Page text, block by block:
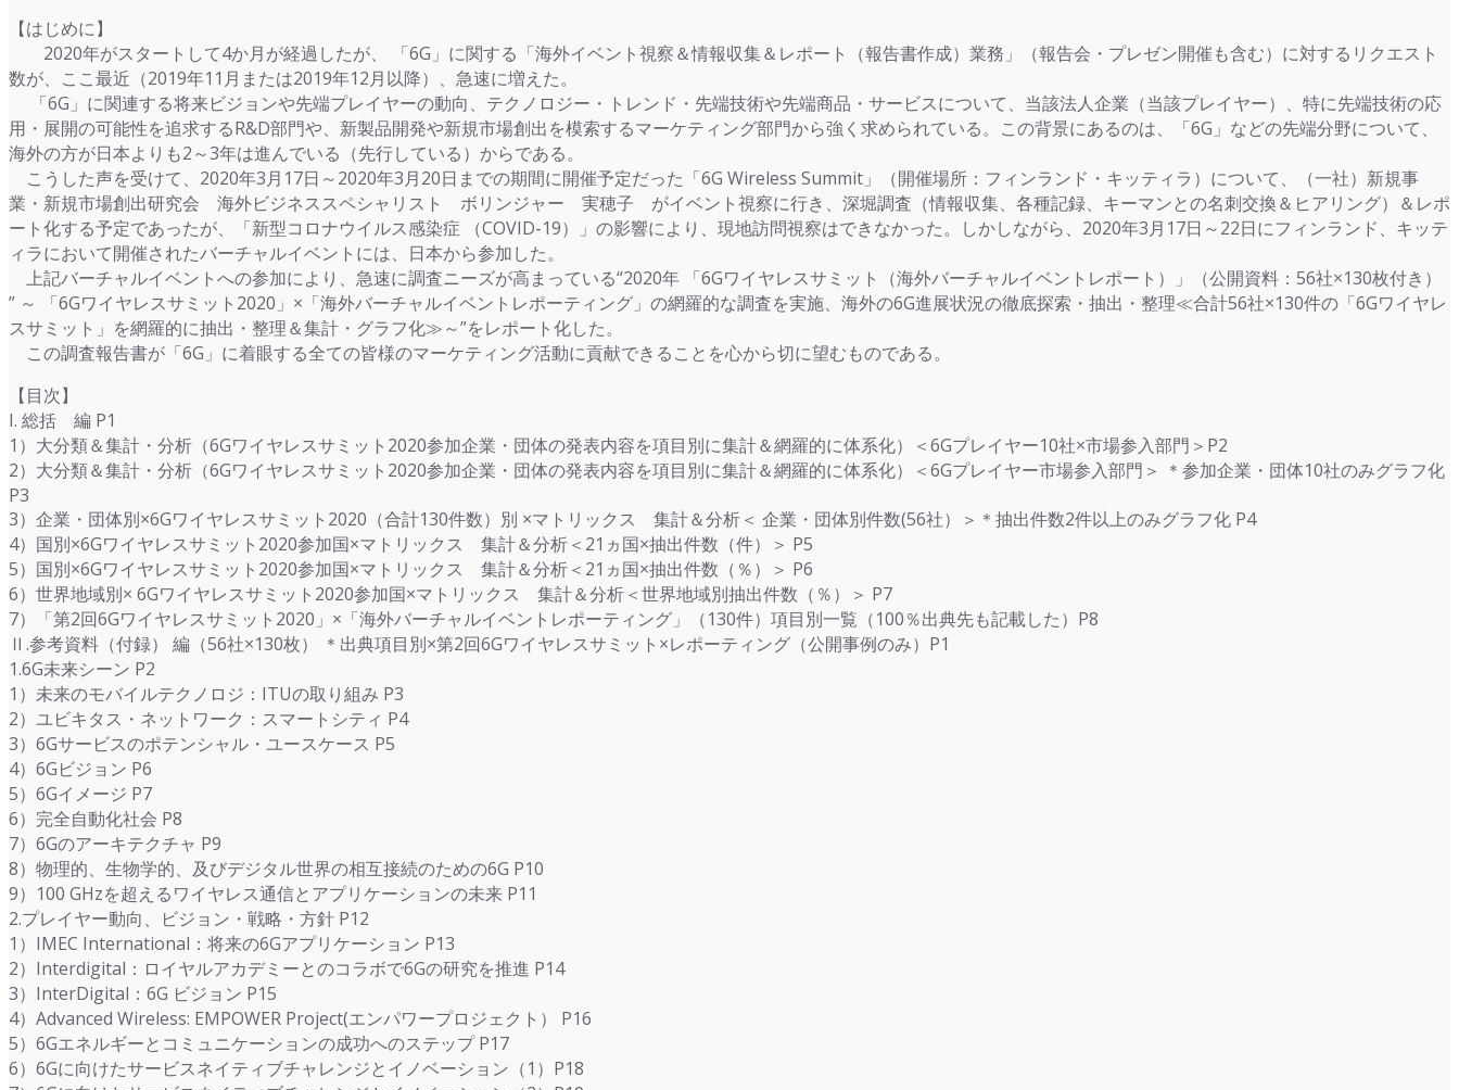
【はじめに】
2020年がスタートして4か月が経過したが、 「6G」に関する「海外イベント視察＆情報収集＆レポート（報告書作成）業務」（報告会・プレゼン開催も含む）に対するリクエスト
数が、ここ最近（2019年11月または2019年12月以降）、急速に増えた。
「6G」に関連する将来ビジョンや先端プレイヤーの動向、テクノロジー・トレンド・先端技術や先端商品・サービスについて、当該法人企業（当該プレイヤー）、特に先端技術の応
用・展開の可能性を追求するR&D部門や、新製品開発や新規市場創出を模索するマーケティング部門から強く求められている。この背景にあるのは、「6G」などの先端分野について、
海外の方が日本よりも2～3年は進んでいる（先行している）からである。
こうした声を受けて、2020年3月17日～2020年3月20日までの期間に開催予定だった「6G Wireless Summit」（開催場所：フィンランド・キッティラ）について、（一社）新規事
業・新規市場創出研究会 海外ビジネススペシャリスト ボリンジャー 実穂子 がイベント視察に行き、深堀調査（情報収集、各種記録、キーマンとの名刺交換＆ヒアリング）＆レポ
ート化する予定であったが、「新型コロナウイルス感染症 （COVID-19）」の影響により、現地訪問視察はできなかった。しかしながら、2020年3月17日～22日にフィンランド、キッテ
ィラにおいて開催されたバーチャルイベントには、日本から参加した。
上記バーチャルイベントへの参加により、急速に調査ニーズが高まっている“2020年 「6Gワイヤレスサミット（海外バーチャルイベントレポート）」（公開資料：56社×130枚付き）
” ～ 「6Gワイヤレスサミット2020」×「海外バーチャルイベントレポーティング」の網羅的な調査を実施、海外の6G進展状況の徹底探索・抽出・整理≪合計56社×130件の「6Gワイヤレ
スサミット」を網羅的に抽出・整理＆集計・グラフ化≫～”をレポート化した。
この調査報告書が「6G」に着眼する全ての皆様のマーケティング活動に貢献できることを心から切に望むものである。
【目次】
I. 総括 編 P1
1）大分類＆集計・分析（6Gワイヤレスサミット2020参加企業・団体の発表内容を項目別に集計＆網羅的に体系化）＜6Gプレイヤー10社×市場参入部門＞P2
2）大分類＆集計・分析（6Gワイヤレスサミット2020参加企業・団体の発表内容を項目別に集計＆網羅的に体系化）＜6Gプレイヤー市場参入部門＞ ＊参加企業・団体10社のみグラフ化
P3
3）企業・団体別×6Gワイヤレスサミット2020（合計130件数）別 ×マトリックス 集計＆分析＜ 企業・団体別件数(56社）＞＊抽出件数2件以上のみグラフ化 P4
4）国別×6Gワイヤレスサミット2020参加国×マトリックス 集計＆分析＜21ヵ国×抽出件数（件）＞ P5
5）国別×6Gワイヤレスサミット2020参加国×マトリックス 集計＆分析＜21ヵ国×抽出件数（％）＞ P6
6）世界地域別× 6Gワイヤレスサミット2020参加国×マトリックス 集計＆分析＜世界地域別抽出件数（％）＞ P7
7）「第2回6Gワイヤレスサミット2020」×「海外バーチャルイベントレポーティング」（130件）項目別一覧（100％出典先も記載した）P8
Ⅱ.参考資料（付録） 編（56社×130枚） ＊出典項目別×第2回6Gワイヤレスサミット×レポーティング（公開事例のみ）P1
1.6G未来シーン P2
1）未来のモバイルテクノロジ：ITUの取り組み P3
2）ユビキタス・ネットワーク：スマートシティ P4
3）6Gサービスのポテンシャル・ユースケース P5
4）6Gビジョン P6
5）6Gイメージ P7
6）完全自動化社会 P8
7）6Gのアーキテクチャ P9
8）物理的、生物学的、及びデジタル世界の相互接続のための6G P10
9）100 GHzを超えるワイヤレス通信とアプリケーションの未来 P11
2.プレイヤー動向、ビジョン・戦略・方針 P12
1）IMEC International：将来の6Gアプリケーション P13
2）Interdigital：ロイヤルアカデミーとのコラボで6Gの研究を推進 P14
3）InterDigital：6G ビジョン P15
4）Advanced Wireless: EMPOWER Project(エンパワープロジェクト） P16
5）6Gエネルギーとコミュニケーションの成功へのステップ P17
6）6Gに向けたサービスネイティブチャレンジとイノベーション（1）P18